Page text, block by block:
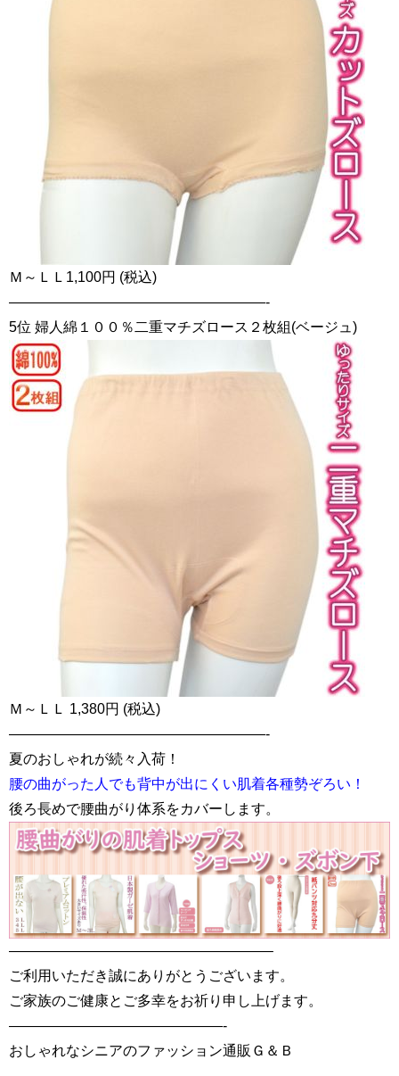
Ｍ～ＬＬ1,100円 (税込)
——————————————————-
5位 婦人綿１００％二重マチズロース２枚組(ベージュ)
Ｍ～ＬＬ 1,380円 (税込)
——————————————————-
夏のおしゃれが続々入荷！
腰の曲がった人でも背中が出にくい肌着各種勢ぞろい！
後ろ長めで腰曲がり体系をカバーします。
——————————————————–
ご利用いただき誠にありがとうございます。
ご家族のご健康とご多幸をお祈り申し上げます。
———————————————-
おしゃれなシニアのファッション通販Ｇ＆Ｂ